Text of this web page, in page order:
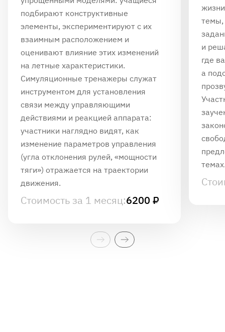
подбирают конструктивные
элементы, экспериментируют с их
взаимным расположением и
оценивают влияние этих изменений
на летные характеристики.
Симуляционные тренажеры служат
инструментом для установления
связи между управляющими
действиями и реакцией аппарата:
участники наглядно видят, как
изменение параметров управления
(угла отклонения рулей, «мощности
тяги») отражается на траектории
движения.
Стоимость за 1 месяц:6200 ₽
темы,
и
где
а